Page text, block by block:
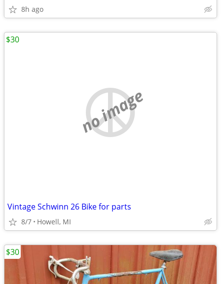
8h ago
no image
Vintage Schwinn 26 Bike for parts
8/7 Howell, MI
$30
$30